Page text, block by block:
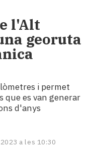
l'Alt
georuta
i permet
que es van generar
d'anys
a les 10:30